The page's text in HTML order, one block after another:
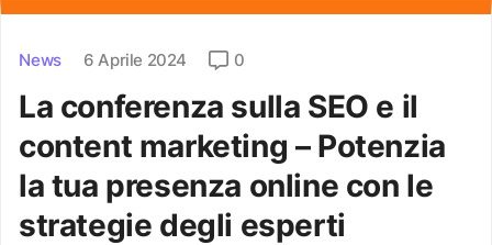
News 6 Aprile 2024 0
La conferenza sulla SEO e il
content marketing – Potenzia
la tua presenza online con le
strategie degli esperti